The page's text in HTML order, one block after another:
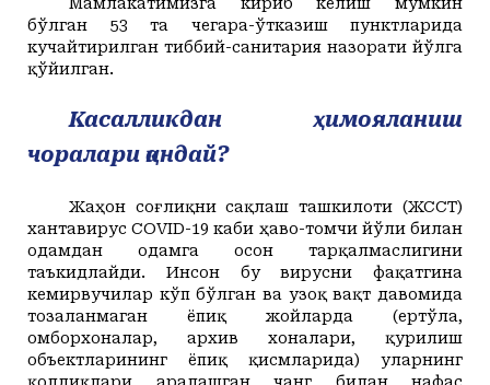
бўлган 53 та чегара-ўтказиш пунктларида
кучайтирилган тиббий-санитария назорати йўлга
қўйилган.
Касалликдан ҳимояланиш
чоралари қандай?
Жаҳон соғлиқни сақлаш ташкилоти (ЖССТ)
хантавирус COVID-19 каби ҳаво-томчи йўли билан
одамдан одамга осон тарқалмаслигини
таъкидлайди. Инсон бу вирусни фақатгина
кемирвучилар кўп бўлган ва узоқ вақт давомида
тозаланмаган ёпиқ жойларда (ертўла,
омборхоналар, архив хоналари, қурилиш
объектларининг ёпиқ қисмларида) уларнинг
қолдиқлари аралашган чанг билан нафас